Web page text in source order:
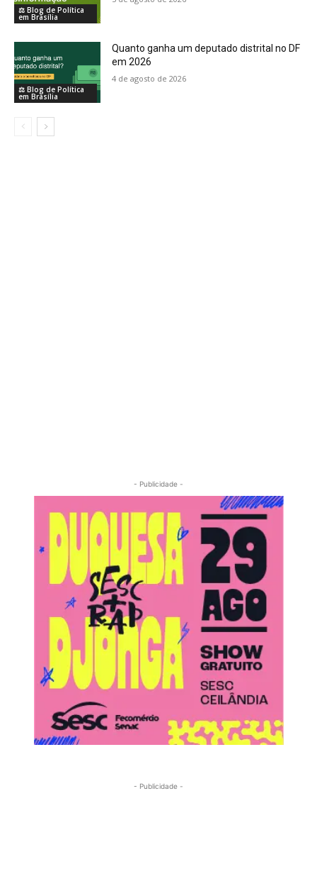
⚖️ Blog de Política
em Brasília
⚖️ Blog de Política
em Brasília
Quanto ganha um deputado distrital no DF
em 2026
4 de agosto de 2026
- Publicidade -
- Publicidade -